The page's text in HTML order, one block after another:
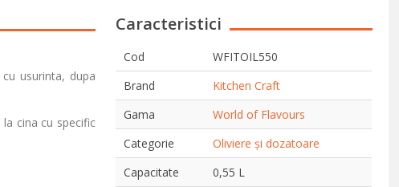
usurinta, dupa
cina cu specific
Caracteristici
Cod
WFITOIL550
Brand
Kitchen Craft
Gama
World of Flavours
Categorie
Oliviere și dozatoare
Capacitate
0,55 L